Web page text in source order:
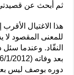
ثم أبحث عن قصيدتي
هذا الاغتيال
للمعنى المقصود
النقّاد. وعندما
دوره بوصف ليس